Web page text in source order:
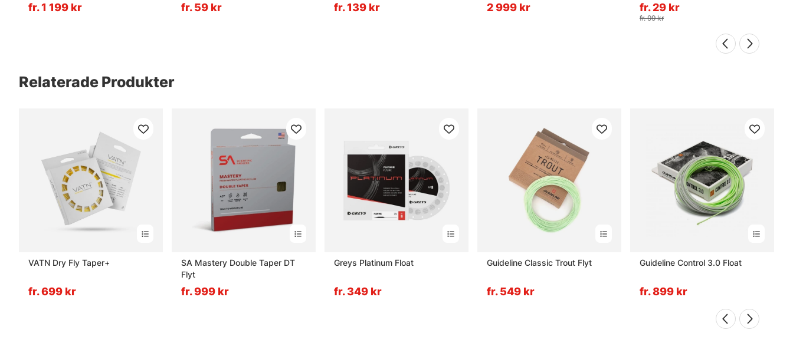
fr. 1 199 kr fr. 59 kr fr. 139 kr 2 999 kr fr. 29 kr
fr. 99 kr
Relaterade Produkter
VATN Dry Fly Taper+
fr. 699 kr
SA Mastery Double Taper DT
Flyt
fr. 999 kr
Greys Platinum Float
fr. 349 kr
Guideline Classic Trout Flyt
fr. 549 kr
Guideline Control 3.0 Float
fr. 899 kr